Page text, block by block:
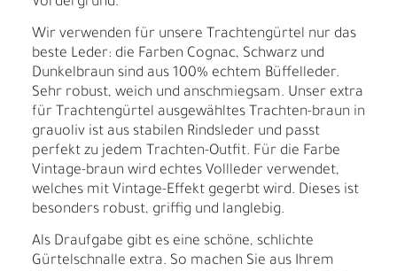
Wir verwenden für unsere Trachtengürtel nur das
beste Leder: die Farben Cognac, Schwarz und
Dunkelbraun sind aus 100% echtem Büffelleder.
Sehr robust, weich und anschmiegsam. Unser extra
für Trachtengürtel ausgewähltes Trachten-braun in
grauoliv ist aus stabilen Rindsleder und passt
perfekt zu jedem Trachten-Outfit. Für die Farbe
Vintage-braun wird echtes Vollleder verwendet,
welches mit Vintage-Effekt gegerbt wird. Dieses ist
besonders robust, griffig und langlebig.
Als Draufgabe gibt es eine schöne, schlichte
Gürtelschnalle extra. So machen Sie aus Ihrem